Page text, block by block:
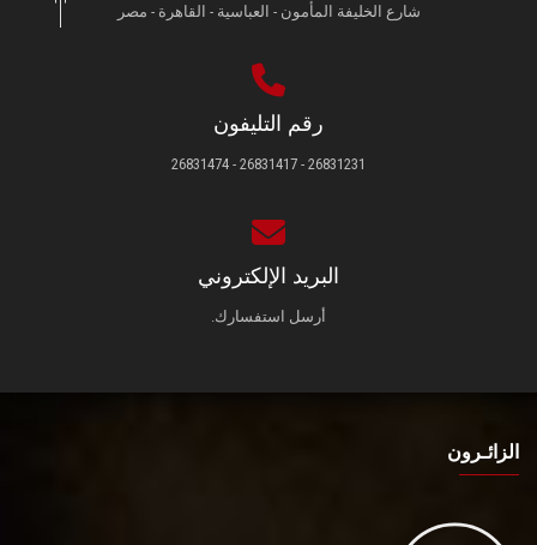
شارع الخليفة المأمون - العباسية - القاهرة - مصر
رقم التليفون
26831231 - 26831417 - 26831474
البريد الإلكتروني
أرسل استفسارك.
الزائـرون